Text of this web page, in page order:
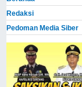
Redaksi
Pedoman Media Siber